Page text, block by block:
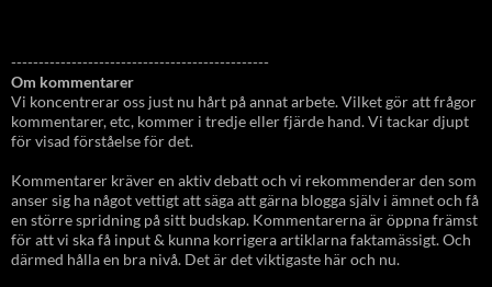
-----------------------------------------------
Om kommentarer
Vi koncentrerar oss just nu hårt på annat arbete. Vilket gör att frågor
kommentarer, etc, kommer i tredje eller fjärde hand. Vi tackar djupt
för visad förståelse för det.
Kommentarer kräver en aktiv debatt och vi rekommenderar den som
anser sig ha något vettigt att säga att gärna blogga själv i ämnet och få
en större spridning på sitt budskap. Kommentarerna är öppna främst
för att vi ska få input & kunna korrigera artiklarna faktamässigt. Och
därmed hålla en bra nivå. Det är det viktigaste här och nu.